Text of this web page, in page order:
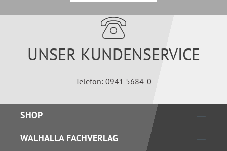
UNSER KUNDENSERVICE
Telefon: 0941 5684-0
SHOP
WALHALLA FACHVERLAG